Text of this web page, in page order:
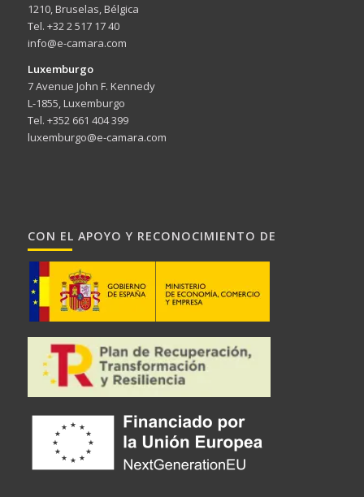
1210, Bruselas, Bélgica
Tel. +32 2 517 17 40
info@e-camara.com
Luxemburgo
7 Avenue John F. Kennedy
L-1855, Luxemburgo
Tel. +352 661 404 399
luxemburgo@e-camara.com
CON EL APOYO Y RECONOCIMIENTO DE